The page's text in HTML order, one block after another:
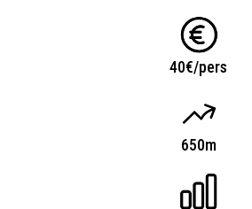
40€/pers
650m